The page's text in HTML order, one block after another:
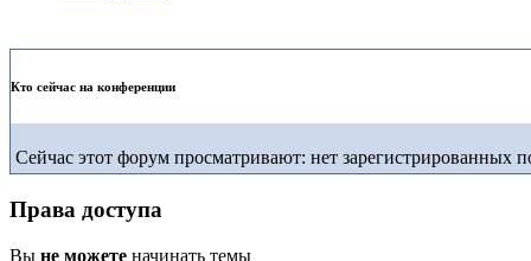
Кто сейчас на конференции
Сейчас этот форум просматривают: нет зарегистрированных
Права доступа
Вы не можете начинать темы